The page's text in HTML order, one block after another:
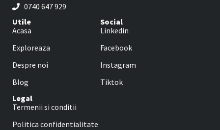
0740 647 929
Utile
Acasa
Exploreaza
Despre noi
Blog
Social
Linkedin
Facebook
Instagram
Tiktok
Legal
Termenii si conditii
Politica confidentialitate